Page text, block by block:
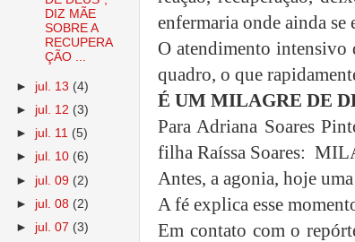
enfermaria onde ainda se
O atendimento intensivo
quadro, o que
É UM MILAGRE DE
Para Adriana Soares
filha Raíssa Soares:
Antes, a agonia, hoje
A fé explica esse
Em contato com o
DIZ MÃE
SOBRE A
RECUPERA
ÇÃO ...
► jul. 13 (4)
► jul. 12 (3)
► jul. 11 (5)
► jul. 10 (6)
► jul. 09 (2)
► jul. 08 (2)
► jul. 07 (3)